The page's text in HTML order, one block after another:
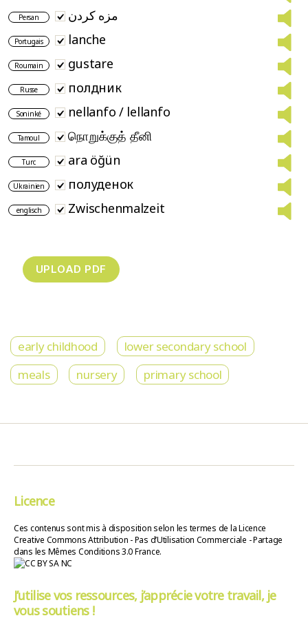
Persan مزه کردن
Portugais lanche
Roumain gustare
Russe полдник
Soninké nellanfo / lellanfo
Tamoul நொறுக்குத் தீனி
Turc ara öğün
Ukrainien полуденок
englisch Zwischenmalzeit
early childhood
lower secondary school
meals
nursery primary school
Licence
Ces contenus sont mis à disposition selon les termes de la Licence
Creative Commons Attribution - Pas d’Utilisation Commerciale - Partage
dans les Mêmes Conditions 3.0 France.
J’utilise vos ressources, j’apprécie votre travail, je
vous soutiens !